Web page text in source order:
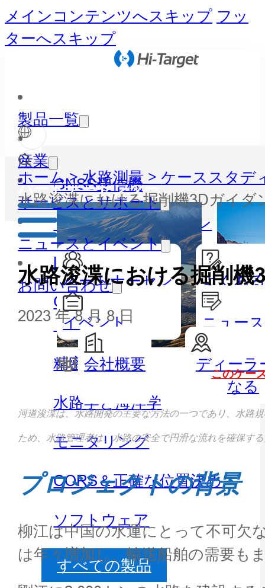
メインコンテンツへスキップ フッ
ターへスキップ
製品一覧
GNSS受信機
トータルステーション
LiDAR
GISハンドヘルドとタブレッ
ト
精密農業
水路学と海洋学
モニタリング
CORS＆正確な位置決め
ソフトウェア
すべての製品
産業
地理空間 水路
サービスとサポート
パートナーセン
ター
よくあ
ニュースとイベント
イベント ニュース
お問い合わせ
会社概要
ディーラ
なる
パートナーセンター
ホーム >水路測量 >ケーススタデ
水路浚渫における掘削機3Dガイダ
水路浚渫における掘削
2023 年 8 月 8 日
このケー
河道浚渫は、水路開発の主要な方法の一つであり、水路
ため、水路管理者は、水路の安全で円滑な流れを確保す
プロジェクトの背景
柳江は中国の水運にとって不可欠
は年々増加し、輸送船舶の需要も